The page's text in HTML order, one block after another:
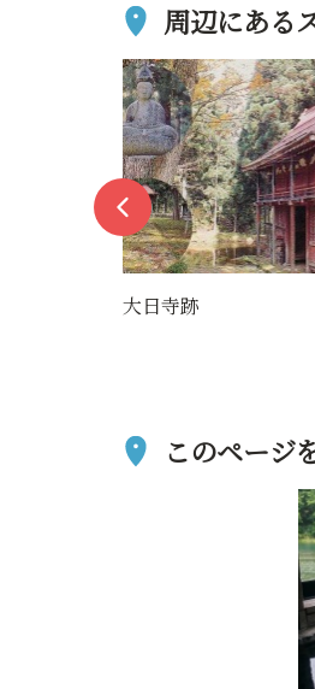
周辺にある
西川町大井沢自然と匠
このページ